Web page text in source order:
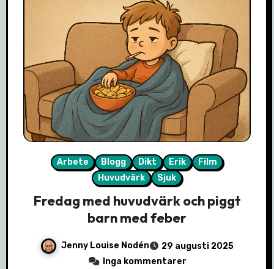
Arbete Blogg Dikt Erik
Film
Huvudvärk
Sjuk
Fredag med huvudvärk och piggt
barn med feber
Jenny Louise Nodén
29 augusti 2025
Inga kommentarer